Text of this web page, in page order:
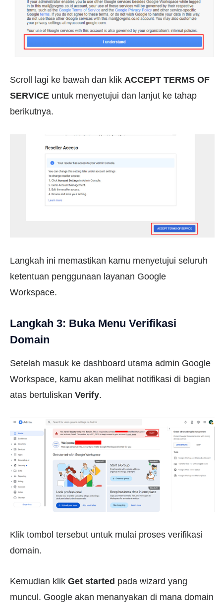
Scroll lagi ke bawah dan klik ACCEPT TERMS OF
SERVICE untuk menyetujui dan lanjut ke tahap
berikutnya.
Langkah ini memastikan kamu menyetujui seluruh
ketentuan penggunaan layanan Google
Workspace.
Langkah 3: Buka Menu Verifikasi
Domain
Setelah masuk ke dashboard utama admin Google
Workspace, kamu akan melihat notifikasi di bagian
atas bertuliskan Verify.
Klik tombol tersebut untuk mulai proses verifikasi
domain.
Kemudian klik Get started pada wizard yang
muncul. Google akan menanyakan di mana domain